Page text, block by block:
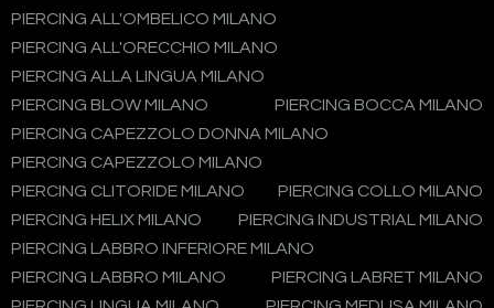
PIERCING ALL'OMBELICO MILANO
PIERCING ALL'ORECCHIO MILANO
PIERCING ALLA LINGUA MILANO
PIERCING BLOW MILANO
PIERCING BOCCA MILANO
PIERCING CAPEZZOLO DONNA MILANO
PIERCING CAPEZZOLO MILANO
PIERCING CLITORIDE MILANO
PIERCING COLLO MILANO
PIERCING HELIX MILANO
PIERCING INDUSTRIAL MILANO
PIERCING LABBRO INFERIORE MILANO
PIERCING LABBRO MILANO
PIERCING LABRET MILANO